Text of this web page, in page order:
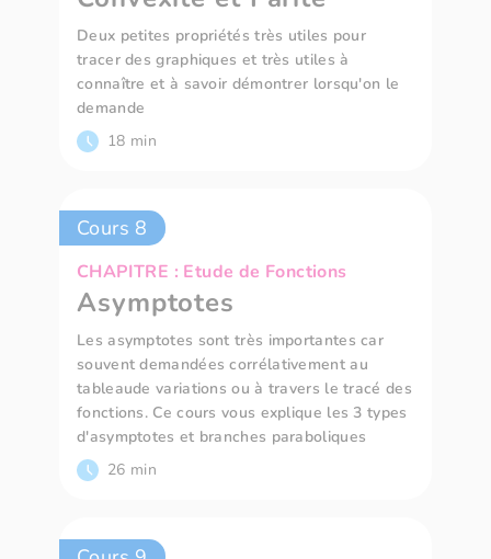
Deux petites propriétés très utiles pour
tracer des graphiques et très utiles à
connaître et à savoir démontrer lorsqu'on le
demande
18 min
Cours 8
CHAPITRE : Etude de Fonctions
Asymptotes
Les asymptotes sont très importantes car
souvent demandées corrélativement au
tableaude variations ou à travers le tracé des
fonctions. Ce cours vous explique les 3 types
d'asymptotes et branches paraboliques
26 min